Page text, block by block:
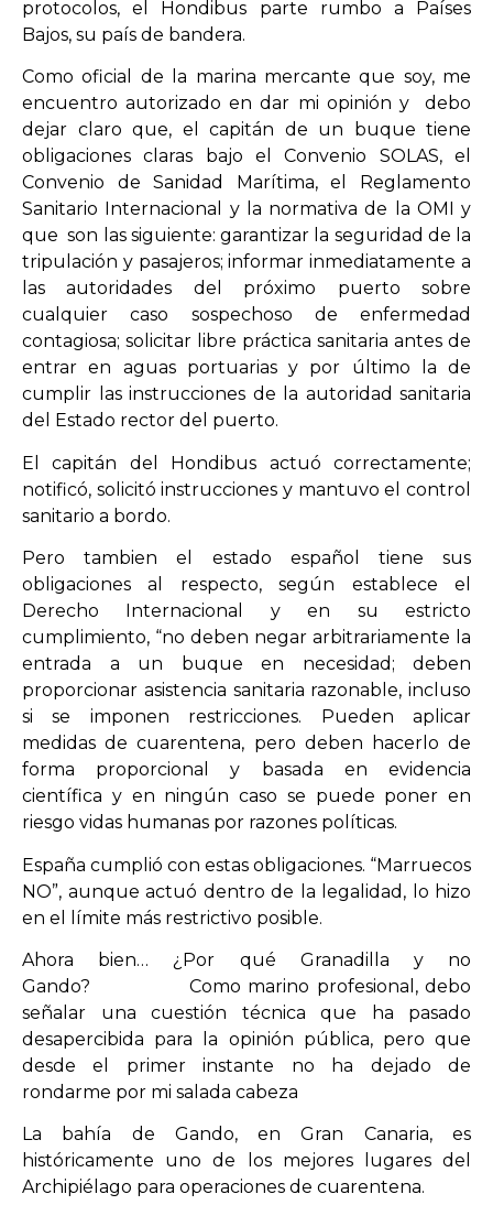
protocolos, el Hondibus parte rumbo a Países
Bajos, su país de bandera.
Como oficial de la marina mercante que soy, me
encuentro autorizado en dar mi opinión y debo
dejar claro que, el capitán de un buque tiene
obligaciones claras bajo el Convenio SOLAS, el
Convenio de Sanidad Marítima, el Reglamento
Sanitario Internacional y la normativa de la OMI y
que son las siguiente: garantizar la seguridad de la
tripulación y pasajeros; informar inmediatamente a
las autoridades del próximo puerto sobre
cualquier caso sospechoso de enfermedad
contagiosa; solicitar libre práctica sanitaria antes de
entrar en aguas portuarias y por último la de
cumplir las instrucciones de la autoridad sanitaria
del Estado rector del puerto.
El capitán del Hondibus actuó correctamente;
notificó, solicitó instrucciones y mantuvo el control
sanitario a bordo.
Pero tambien el estado español tiene sus
obligaciones al respecto, según establece el
Derecho Internacional y en su estricto
cumplimiento, “no deben negar arbitrariamente la
entrada a un buque en necesidad; deben
proporcionar asistencia sanitaria razonable, incluso
si se imponen restricciones. Pueden aplicar
medidas de cuarentena, pero deben hacerlo de
forma proporcional y basada en evidencia
científica y en ningún caso se puede poner en
riesgo vidas humanas por razones políticas.
España cumplió con estas obligaciones. “Marruecos
NO”, aunque actuó dentro de la legalidad, lo hizo
en el límite más restrictivo posible.
Ahora bien… ¿Por qué Granadilla y no
Gando? Como marino profesional, debo
señalar una cuestión técnica que ha pasado
desapercibida para la opinión pública, pero que
desde el primer instante no ha dejado de
rondarme por mi salada cabeza
La bahía de Gando, en Gran Canaria, es
históricamente uno de los mejores lugares del
Archipiélago para operaciones de cuarentena.